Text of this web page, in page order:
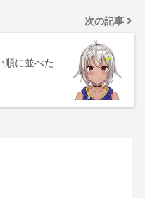
次の記事
順に並べた